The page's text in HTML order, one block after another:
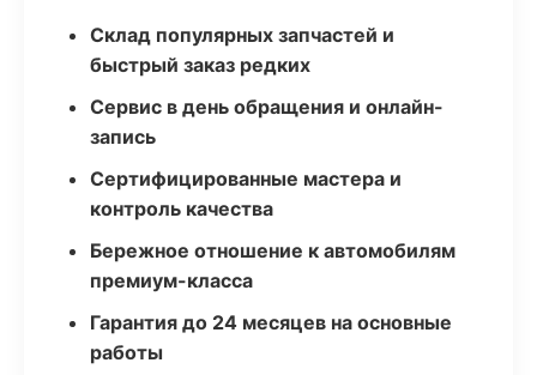
Склад популярных запчастей и
быстрый заказ редких
Сервис в день обращения и онлайн-
запись
Сертифицированные мастера и
контроль качества
Бережное отношение к автомобилям
премиум-класса
Гарантия до 24 месяцев на основные
работы